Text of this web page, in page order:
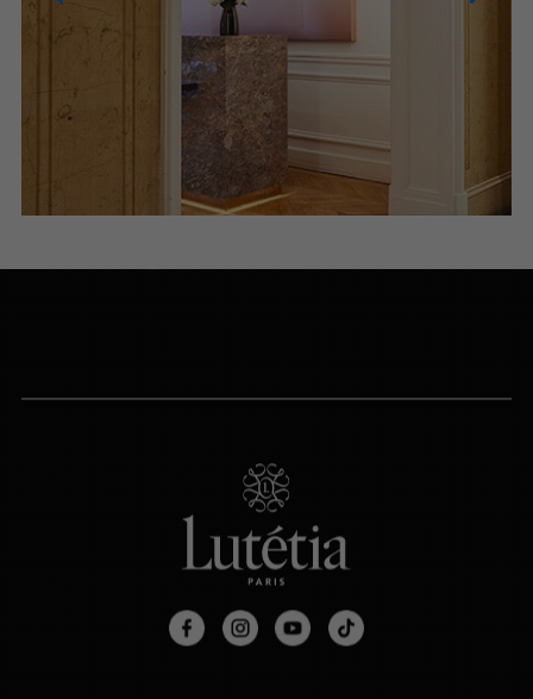
NOUS CONTACTER
NOUS APPELER
du lundi au samedi (9h-20h)
NOUS ÉCRIRE
Via le formulaire de contact